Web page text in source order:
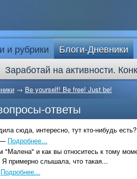
и рубрики
Блоги-Дневники
Заработай на активности.
→ Be yourself! Be free! Just be!
ответы
сюда, интересно, тут кто-нибудь есть?
Подробнее...
и как вы относитесь к тому
примерно слышала, что такая...
Подробнее...